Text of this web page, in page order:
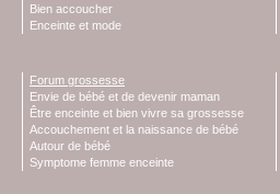
Bien accoucher
Enceinte et mode
Forum grossesse
Envie de bébé et de devenir maman
Être enceinte et bien vivre sa grossesse
Accouchement et la naissance de bébé
Autour de bébé
Symptome femme enceinte